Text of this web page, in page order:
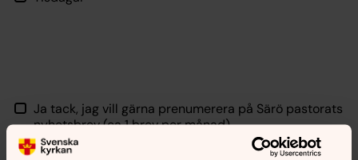
Ja tack, jag vill gärna prenumerera på Särö pastorats
nyhetsbrev (ca 1 brev per månad)